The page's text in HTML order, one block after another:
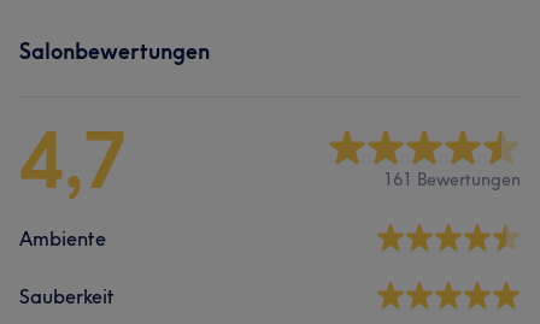
Salonbewertungen
4,7 161 Bewertungen
Ambiente
Sauberkeit